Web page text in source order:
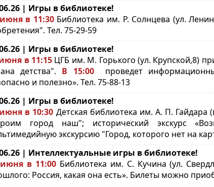
| Игры в библиотеке!
в 11:30 Библиотека им. Р. Солнцева (ул.
Тел. 75-29-59
| Игры в библиотеке!
в 11:15 ЦГБ им. М. Горького (ул. Крупской,8)
детства". В 15:00проведет
и полезно». Тел. 75-88-13
| Игры в библиотеке!
в 10:30 Детская библиотека им. А. П. Гайдара
город наш"; исторический экскурс
экскурсию "Город, которого нет на
| Интеллектуальные игры в библиотеке!
в 11:00 Библиотека им. С. Кучина (ул.
Россия, какая она есть». Билеты можно